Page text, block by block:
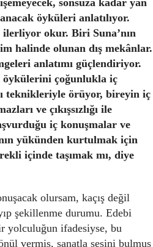
sonsuza kadar yan
öyküleri anlatılıyor.
okur. Biri Suna’nın
halinde olunan dış mekânlar.
anlatımı güçlendiriyor.
öykülerini çoğunlukla iç
teknikleriyle örüyor, bireyin iç
ve çıkışsızlığı ile
iç konuşmalar ve
yükünden kurtulmak için
içinde taşımak mı, diye
olursam, kaçış değil
şekillenme durumu. Edebi
yolculuğun ifadesiyse, bu
vermiş, sanatla sesini bulmuş